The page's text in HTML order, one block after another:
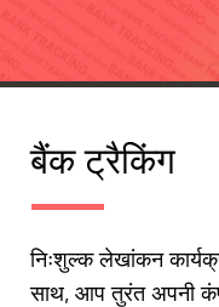
बैंक ट्रैकिंग
निःशुल्क लेखांकन
साथ, आप तुरंत अपनी